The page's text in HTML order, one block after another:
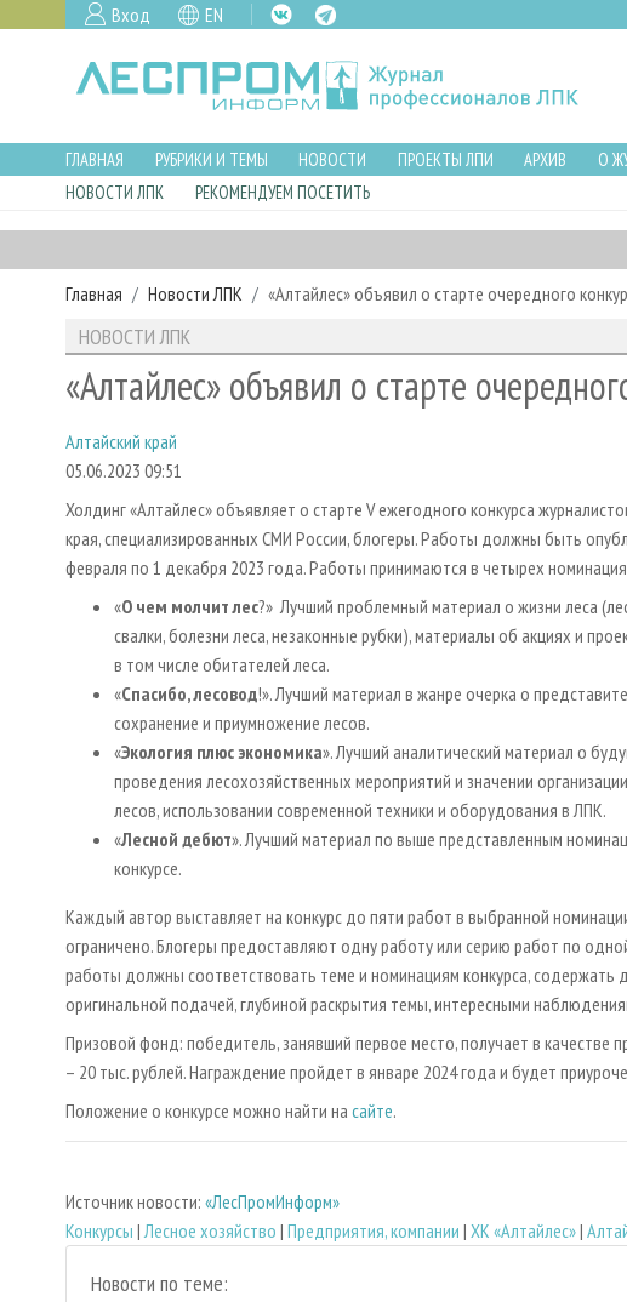
Вход EN
ГЛАВНАЯ РУБРИКИ И ТЕМЫ НОВОСТИ ПРОЕКТЫ ЛПИ АРХИВ О
НОВОСТИ ЛПК
РЕКОМЕНДУЕМ ПОСЕТИТЬ
Главная Новости ЛПК «Алтайлес» объявил о старте очередного
НОВОСТИ ЛПК
«Алтайлес» объявил о старте
Алтайский край
05.06.2023 09:51
Холдинг «Алтайлес» объявляет о старте V ежегодного конкурса
края, специализированных СМИ России, блогеры. Работы должны быть
февраля по 1 декабря 2023 года. Работы принимаются в четырех
«О чем молчит лес?» Лучший проблемный материал о жизни леса
свалки, болезни леса, незаконные рубки), материалы об акциях и
в том числе обитателей леса.
«Спасибо, лесовод!». Лучший материал в жанре очерка о
сохранение и приумножение лесов.
«Экология плюс экономика». Лучший аналитический материал о
проведения лесохозяйственных мероприятий и значении
лесов, использовании современной техники и оборудования в ЛПК.
«Лесной дебют». Лучший материал по выше представленным
конкурсе.
Каждый автор выставляет на конкурс до пяти работ в выбранной
ограничено. Блогеры предоставляют одну работу или серию работ по
работы должны соответствовать теме и номинациям конкурса,
оригинальной подачей, глубиной раскрытия темы, интересными
Призовой фонд: победитель, занявший первое место, получает в качестве
– 20 тыс. рублей. Награждение пройдет в январе 2024 года и будет
Положение о конкурсе можно найти на сайте.
Источник новости: «ЛесПромИнформ»
Конкурсы | Лесное хозяйство | Предприятия, компании | ХК «Алтайлес»|
Новости по теме: